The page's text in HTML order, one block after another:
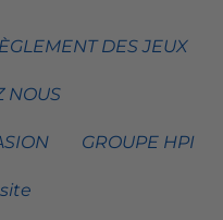
DES JEUX
NOUS
GROUPE HPI